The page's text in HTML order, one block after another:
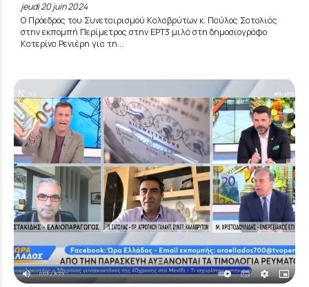
jeudi 20 juin 2024
Ο Πρόεδρος του Συνεταιρισμού Καλαβρύτων κ. Παύλος Σατολιάς
στην εκπομπή Περίμετρος στην ΕΡΤ3 μιλά στη δημοσιογράφο
Κατερίνα Ρενιέρη για τη...